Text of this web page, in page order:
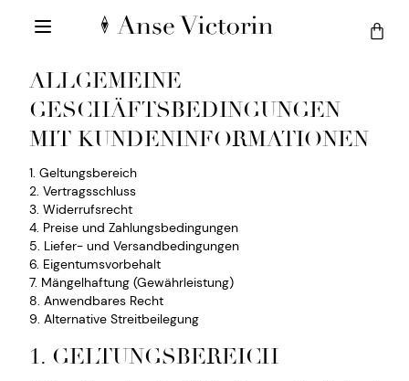
ALLGEMEINE
GESCHÄFTSBEDINGUNGEN
MIT KUNDENINFORMATIONEN
1. Geltungsbereich
2. Vertragsschluss
3. Widerrufsrecht
4. Preise und Zahlungsbedingungen
5. Liefer- und Versandbedingungen
6. Eigentumsvorbehalt
7. Mängelhaftung (Gewährleistung)
8. Anwendbares Recht
9. Alternative Streitbeilegung
1. GELTUNGSBEREICH